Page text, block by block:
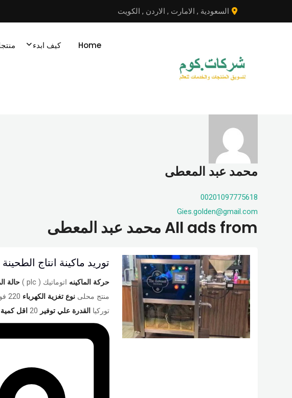
إلى
السعودية , الامارت , الاردن , الكويت
Home كيف ابدء
محمد عبد المعطى
00201097775618
Gies.golden@gmail.com
All ads from محمد عبد المعطى
توريد ماكينة انتاج
حركة الماكينه اتوماتيك ( plc ) حالة
منتج محلى نوع تغزية الكهرباء 220 فولت, 380 فولت
توركيا القدرة علي توفير 20 اقل كمية